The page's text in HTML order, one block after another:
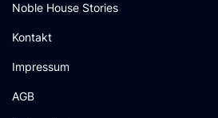
Noble House Stories
Kontakt
Impressum
AGB